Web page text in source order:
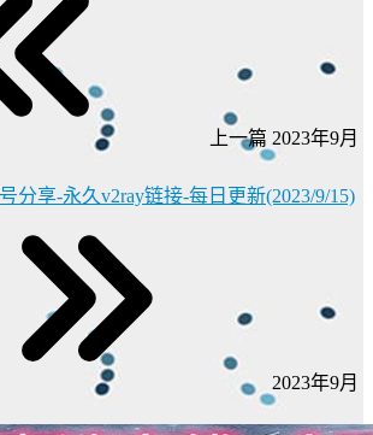
上一篇 2023年9月
分享-永久v2ray链接-每日更新(2023/9/15)
2023年9月